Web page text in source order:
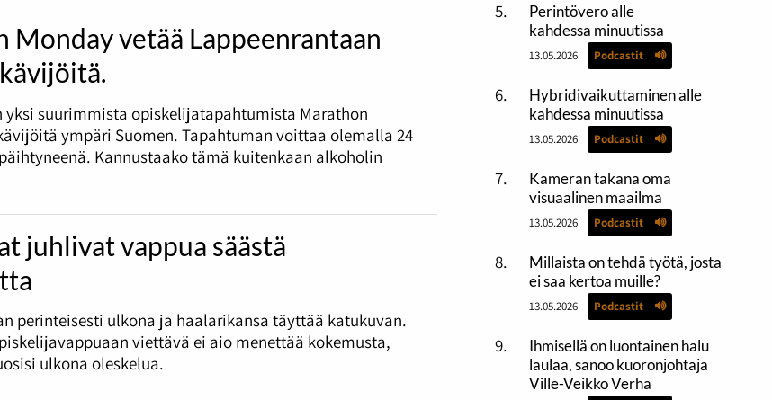
Monday vetää Lappeenrantaan
yksi suurimmista opiskelijatapahtumista Marathon
ympäri Suomen. Tapahtuman voittaa olemalla 24
Kannustaako tämä kuitenkaan alkoholin
juhlivat vappua säästä
perinteisesti ulkona ja haalarikansa täyttää katukuvan.
viettävä ei aio menettää kokemusta,
ulkona oleskelua.
Perintövero alle
kahdessa minuutissa
13.05.2026 Podcastit
Hybridivaikuttaminen alle
kahdessa minuutissa
13.05.2026 Podcastit
Kameran takana oma
visuaalinen maailma
13.05.2026 Podcastit
Millaista on tehdä työtä, josta
ei saa kertoa muille?
13.05.2026 Podcastit
Ihmisellä on luontainen halu
laulaa, sanoo kuoronjohtaja
Ville-Veikko Verha